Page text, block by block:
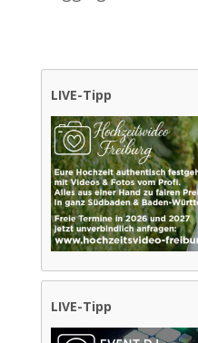
LIVE-Tipp
LIVE-Tipp